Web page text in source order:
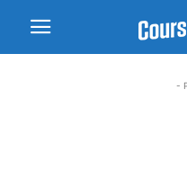
-